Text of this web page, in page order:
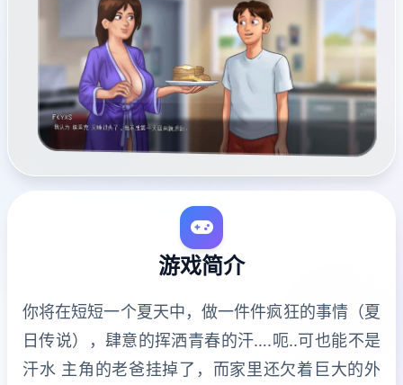
游戏简介
你将在短短一个夏天中，做一件件疯狂的事情（夏
日传说），肆意的挥洒青春的汗….呃..可也能不是
汗水 主角的老爸挂掉了，而家里还欠着巨大的外